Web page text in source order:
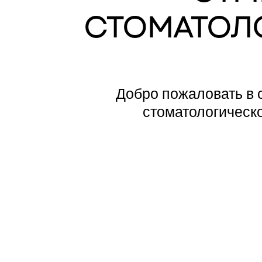
Добро пожаловать в